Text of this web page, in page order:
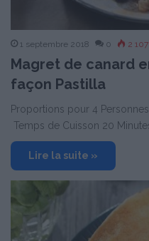
1 septembre 2018 0 2 107
Magret de canard
façon Pastilla
Proportions pour 4
Temps de Cuisson 20
Lire la suite »